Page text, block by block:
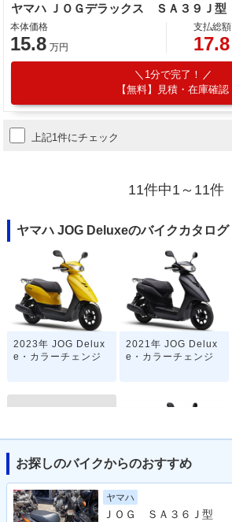
本体価格
15.8 万円
支払総額
17.8
1分で完了！
【無料】見積・在庫確認
上記1件にチェック
11件中1～11件
ヤマハ JOG Deluxeのバイクカタログ
2023年 JOG Delux
e・カラーチェンジ
2021年 JOG Delux
e・カラーチェンジ
2017年 JOG Delux
e・マイナーチェン
ジ
2017年 JOG Delux
e・追加
お探しのバイクからのおすすめ
ヤマハ
ＪＯＧ ＳＡ３６Ｊ型